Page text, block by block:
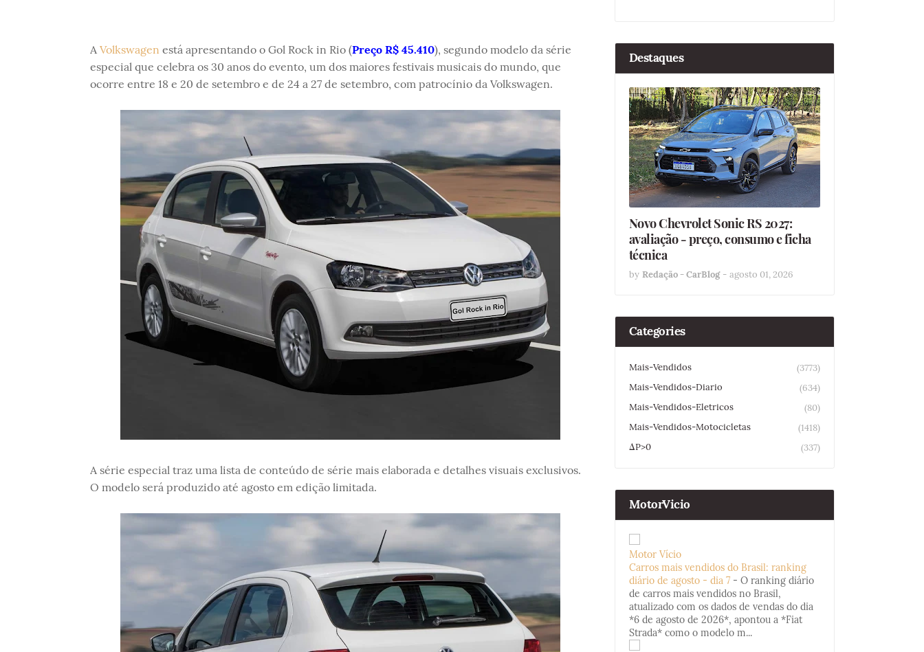
A Volkswagen está apresentando o Gol Rock in Rio (Preço R$ 45.410), segundo modelo da série
especial que celebra os 30 anos do evento, um dos maiores festivais musicais do mundo, que
ocorre entre 18 e 20 de setembro e de 24 a 27 de setembro, com patrocínio da Volkswagen.
A série especial traz uma lista de conteúdo de série mais elaborada e detalhes visuais exclusivos.
O modelo será produzido até agosto em edição limitada.
Destaques
Novo Chevrolet Sonic RS 2027:
avaliação - preço, consumo e ficha
técnica
by Redação - CarBlog - agosto 01, 2026
Categories
Mais-Vendidos
(3773)
Mais-Vendidos-Diario
(634)
Mais-Vendidos-Eletricos
(80)
Mais-Vendidos-Motocicletas
(1418)
ΔP>0
(337)
MotorVicio
Motor Vício
Carros mais vendidos do Brasil: ranking
diário de agosto - dia 7 - O ranking diário
de carros mais vendidos no Brasil,
atualizado com os dados de vendas do dia
*6 de agosto de 2026*, apontou a *Fiat
Strada* como o modelo m...